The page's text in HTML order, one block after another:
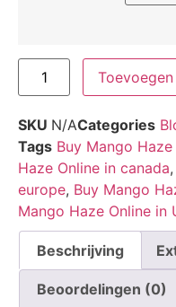
SKU N/ACategories
Tags Buy Mango
Haze Online in canada,
europe, Buy Mango
Mango Haze Online in
Beschrijving
Beoordelingen (0)